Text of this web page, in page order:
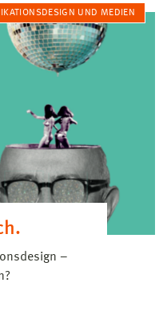
UND MEDIEN
–